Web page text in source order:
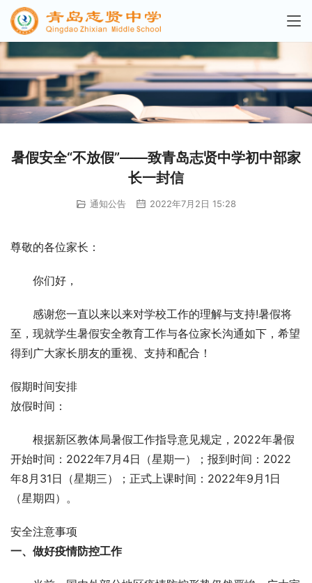
暑假安全“不放假”——致青岛志贤中学初中部家
长一封信
通知公告 2022年7月2日 15:28
尊敬的各位家长：
你们好，
感谢您一直以来以来对学校工作的理解与支持!暑假将
至，现就学生暑假安全教育工作与各位家长沟通如下，希望
得到广大家长朋友的重视、支持和配合！
假期时间安排
放假时间：
根据新区教体局暑假工作指导意见规定，2022年暑假
开始时间：2022年7月4日（星期一）；报到时间：2022
年8月31日（星期三）；正式上课时间：2022年9月1日
（星期四）。
安全注意事项
一、做好疫情防控工作